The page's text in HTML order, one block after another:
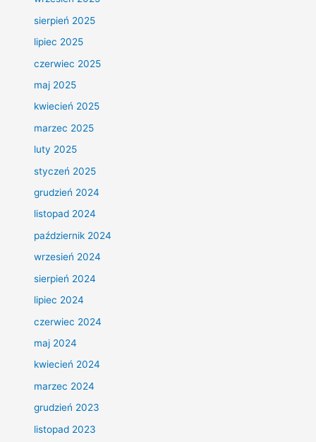
sierpień 2025
lipiec 2025
czerwiec 2025
maj 2025
kwiecień 2025
marzec 2025
luty 2025
styczeń 2025
grudzień 2024
listopad 2024
październik 2024
wrzesień 2024
sierpień 2024
lipiec 2024
czerwiec 2024
maj 2024
kwiecień 2024
marzec 2024
grudzień 2023
listopad 2023